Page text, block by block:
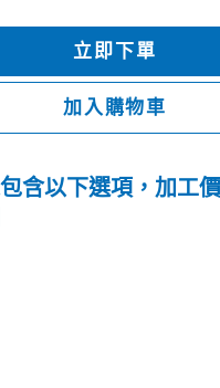
立即下單
加入購物車
含以下選項，加工